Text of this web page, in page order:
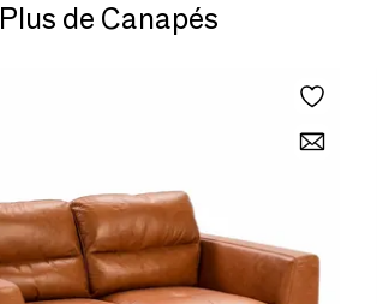
Plus de Canapés